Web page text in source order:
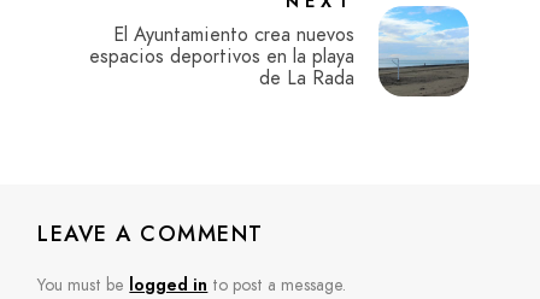
El Ayuntamiento crea nuevos
espacios deportivos en la playa
de La Rada
LEAVE A COMMENT
You must be logged in to post a message.